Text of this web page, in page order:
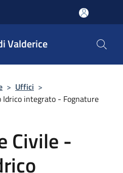
Valderice
> Uffici >
Idrico integrato - Fognature
Civile -